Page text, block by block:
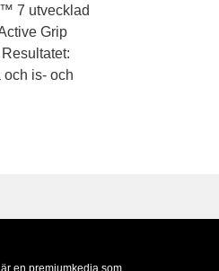
7 utvecklad
Grip
och is- och
en premiumkedja som